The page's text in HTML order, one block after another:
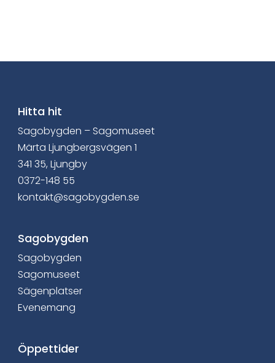
v
a
F
a
c
b
o
o
k
Hitta hit
Sagobygden – Sagomuseet
Märta Ljungbergsvägen 1
341 35, Ljungby
0372-148 55
kontakt@sagobygden.se
Sagobygden
Sagobygden
Sagomuseet
Sägenplatser
Evenemang
Öppettider